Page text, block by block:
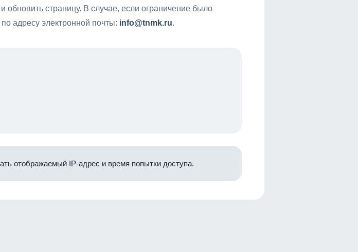
обновить страницу. В случае, если ограничение было
адресу электронной почты: info@tnmk.ru.
отображаемый IP-адрес и время попытки доступа.